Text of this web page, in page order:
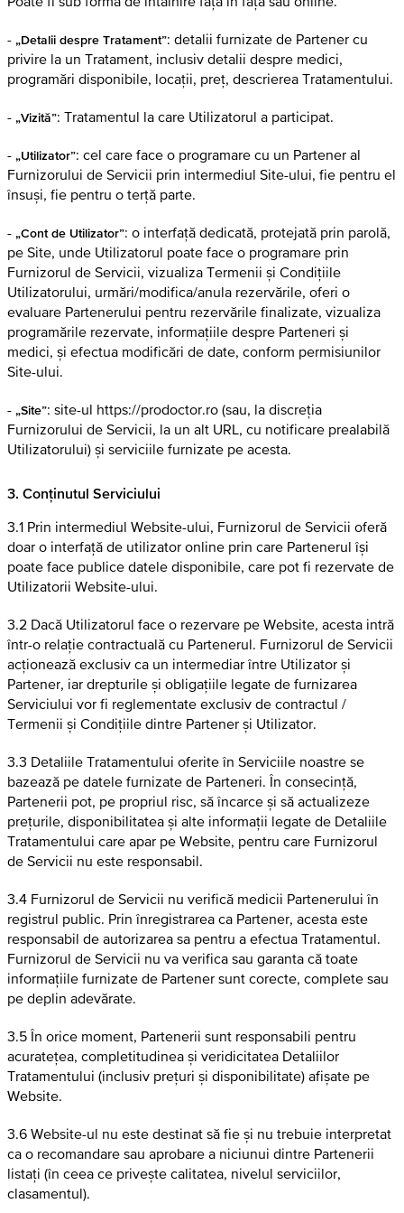
- „Detalii despre Tratament”: detalii furnizate de Partener cu
privire la un Tratament, inclusiv detalii despre medici,
programări disponibile, locații, preț, descrierea Tratamentului.
- „Vizită”: Tratamentul la care Utilizatorul a participat.
- „Utilizator”: cel care face o programare cu un Partener al
Furnizorului de Servicii prin intermediul Site-ului, fie pentru el
însuși, fie pentru o terță parte.
- „Cont de Utilizator”: o interfață dedicată, protejată prin parolă,
pe Site, unde Utilizatorul poate face o programare prin
Furnizorul de Servicii, vizualiza Termenii și Condițiile
Utilizatorului, urmări/modifica/anula rezervările, oferi o
evaluare Partenerului pentru rezervările finalizate, vizualiza
programările rezervate, informațiile despre Parteneri și
medici, și efectua modificări de date, conform permisiunilor
Site-ului.
- „Site”: site-ul https://prodoctor.ro (sau, la discreția
Furnizorului de Servicii, la un alt URL, cu notificare prealabilă
Utilizatorului) și serviciile furnizate pe acesta.
3. Conținutul Serviciului
3.1 Prin intermediul Website-ului, Furnizorul de Servicii oferă
doar o interfață de utilizator online prin care Partenerul își
poate face publice datele disponibile, care pot fi rezervate de
Utilizatorii Website-ului.
3.2 Dacă Utilizatorul face o rezervare pe Website, acesta intră
într-o relație contractuală cu Partenerul. Furnizorul de Servicii
acționează exclusiv ca un intermediar între Utilizator și
Partener, iar drepturile și obligațiile legate de furnizarea
Serviciului vor fi reglementate exclusiv de contractul /
Termenii și Condițiile dintre Partener și Utilizator.
3.3 Detaliile Tratamentului oferite în Serviciile noastre se
bazează pe datele furnizate de Parteneri. În consecință,
Partenerii pot, pe propriul risc, să încarce și să actualizeze
prețurile, disponibilitatea și alte informații legate de Detaliile
Tratamentului care apar pe Website, pentru care Furnizorul
de Servicii nu este responsabil.
3.4 Furnizorul de Servicii nu verifică medicii Partenerului în
registrul public. Prin înregistrarea ca Partener, acesta este
responsabil de autorizarea sa pentru a efectua Tratamentul.
Furnizorul de Servicii nu va verifica sau garanta că toate
informațiile furnizate de Partener sunt corecte, complete sau
pe deplin adevărate.
3.5 În orice moment, Partenerii sunt responsabili pentru
acuratețea, completitudinea și veridicitatea Detaliilor
Tratamentului (inclusiv prețuri și disponibilitate) afișate pe
Website.
3.6 Website-ul nu este destinat să fie și nu trebuie interpretat
ca o recomandare sau aprobare a niciunui dintre Partenerii
listați (în ceea ce privește calitatea, nivelul serviciilor,
clasamentul).